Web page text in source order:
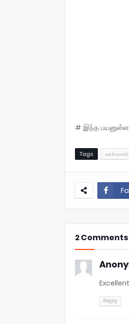
# இந்த பயனுள்ள
Tags வாக்காளர்
2 Comments
Excellent
Reply